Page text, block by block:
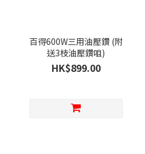
百得600W三用油壓鑽 (附
送3枝油壓鑽咀)
HK$899.00